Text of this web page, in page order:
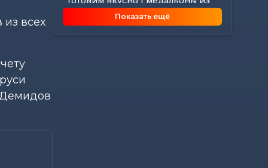
всех
Демидов
говядины, салат с баклажанами,
заливной...
Показать ещё